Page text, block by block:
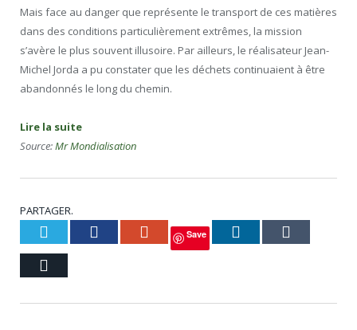
Mais face au danger que représente le transport de ces matières
dans des conditions particulièrement extrêmes, la mission
s’avère le plus souvent illusoire. Par ailleurs, le réalisateur Jean-
Michel Jorda a pu constater que les déchets continuaient à être
abandonnés le long du chemin.
Lire la suite
Source:Mr Mondialisation
PARTAGER.
Twitter Facebook Google+
Save LinkedIn